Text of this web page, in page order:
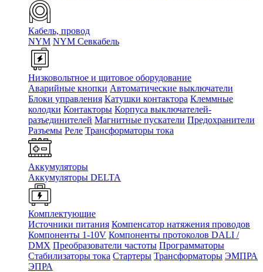
Кабель, провод
NYM NYM Севкабель
Низковольтное и щитовое оборудование
Аварийные кнопки Автоматические выключатели
Блоки управления Катушки контактора Клеммные
колодки Контакторы Корпуса выключателей-
разъединителей Магнитные пускатели Предохранители
Разъемы Реле Трансформаторы тока
Аккумуляторы
Аккумуляторы DELTA
Комплектующие
Источники питания Компенсатор натяжения проводов
Компоненты 1-10V Компоненты протоколов DALI /
DMX Преобразователи частоты Программаторы
Стабилизаторы тока Стартеры Трансформаторы ЭМПРА
ЭПРА